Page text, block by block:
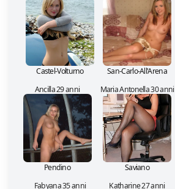
Castel-Volturno San-Carlo-All'Arena
Ancilla 29 anni
Pendino
Maria Antonella 30 anni
Saviano
Fabyana 35 anni
Katharine 27 anni